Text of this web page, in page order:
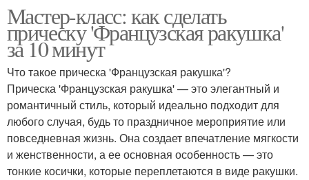
Мастер-класс: как сделать
прическу 'Французская ракушка'
за 10 минут
Что такое прическа 'Французская ракушка'?
Прическа 'Французская ракушка' — это элегантный и
романтичный стиль, который идеально подходит для
любого случая, будь то праздничное мероприятие или
повседневная жизнь. Она создает впечатление мягкости
и женственности, а ее основная особенность — это
тонкие косички, которые переплетаются в виде ракушки.